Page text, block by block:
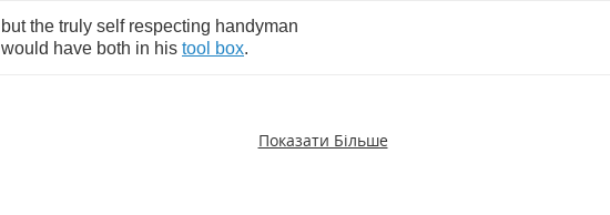
but the truly self respecting handyman
would have both in his tool box.
Показати Більше